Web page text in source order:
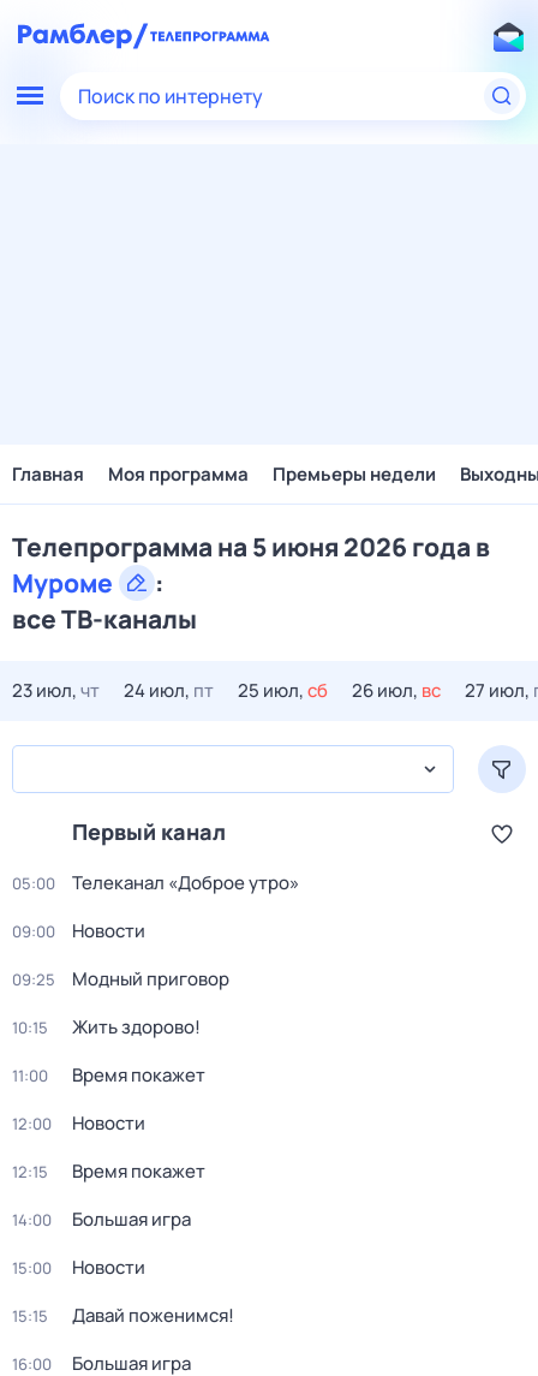
Поиск по интернету
Главная Моя программа Премьеры недели
Телепрограмма на 5 июня 2026 года в
Муроме
:
все ТВ-каналы
23 июл,чт 24 июл, пт 25 июл,сб 26 июл, вс 27 июл,
Первый канал
05:00 Телеканал «Доброе утро»
09:00 Новости
09:25 Модный приговор
10:15 Жить здорово!
11:00 Время покажет
12:00 Новости
12:15 Время покажет
14:00 Большая игра
15:00 Новости
15:15 Давай поженимся!
16:00 Большая игра